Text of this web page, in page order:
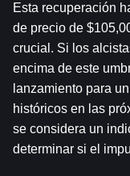
Esta recuperación
de precio de
crucial. Si los
encima de este
lanzamiento para
históricos en las
se considera un
determinar si el